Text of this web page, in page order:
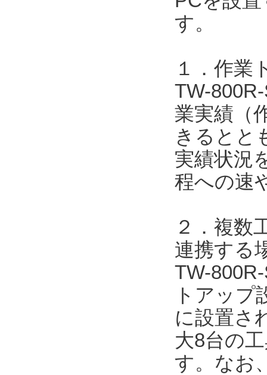
す。
１．作業
TW-
業実績（
きるとと
実績状況
程への速
２．複数
連携する
TW-
トアップ
に設置さ
大8台の
す。なお